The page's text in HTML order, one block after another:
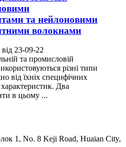
та нейлоновими
волокнами
від 23-09-22
та промисловій
різні типи
від їхніх специфічних
Два
в цьому ...
1, No. 8 Keji Road, Huaian City,